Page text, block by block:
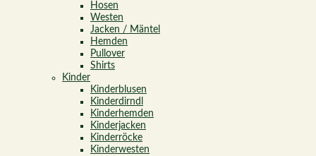
Hosen
Westen
Jacken / Mäntel
Hemden
Pullover
Shirts
Kinder
Kinderblusen
Kinderdirndl
Kinderhemden
Kinderjacken
Kinderröcke
Kinderwesten